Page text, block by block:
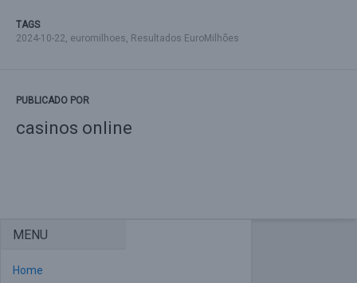
TAGS
2024-10-22, euromilhoes, Resultados EuroMilhões
PUBLICADO POR
casinos online
MENU
Home